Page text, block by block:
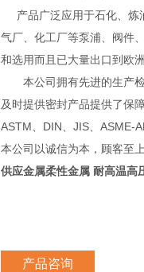
产品广泛应用于石化、炼
气厂、化工厂等泵浦、阀件
和选用而且已大量出口到欧
本公司拥有先进的生产检
及时提供密封产品提供了保
ASTM、DIN、JIS、ASME-
本公司以诚信为本，顾客至
供应金属柔性金属 耐高温高
产品咨询